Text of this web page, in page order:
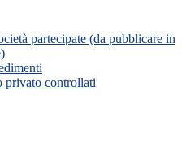
partecipate (da pubblicare in
privato controllati